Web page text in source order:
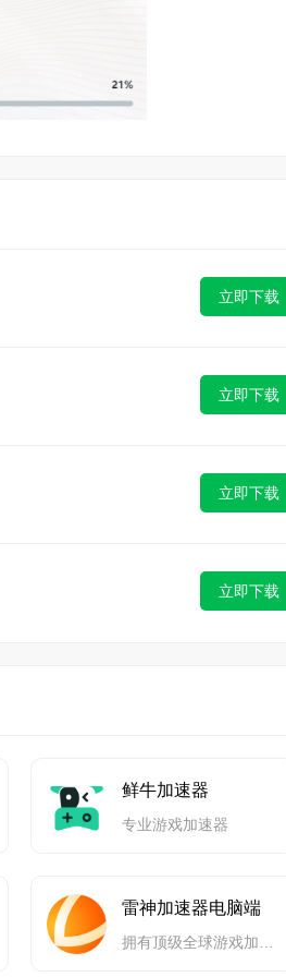
立即下载
立即下载
立即下载
立即下载
鲜牛加速器
专业游戏加速器
雷神加速器电脑端